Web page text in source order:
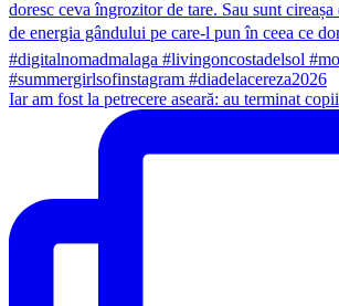
Iar am fost la petrecere aseară: au terminat copii